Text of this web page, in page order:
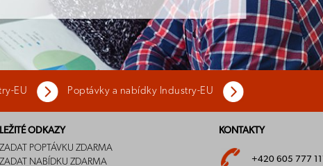
EU Poptávky a nabídky Industry-EU
ODKAZY
ZADAT POPTÁVKU ZDARMA
ZADAT NABÍDKU ZDARMA
KONTAKTY
+420 605 777 111